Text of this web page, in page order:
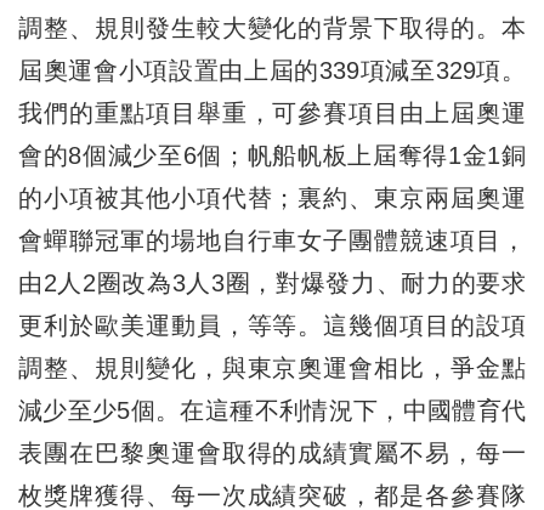
調整、規則發生較大變化的背景下取得的。本
屆奧運會小項設置由上屆的339項減至329項。
我們的重點項目舉重，可參賽項目由上屆奧運
會的8個減少至6個；帆船帆板上屆奪得1金1銅
的小項被其他小項代替；裏約、東京兩屆奧運
會蟬聯冠軍的場地自行車女子團體競速項目，
由2人2圈改為3人3圈，對爆發力、耐力的要求
更利於歐美運動員，等等。這幾個項目的設項
調整、規則變化，與東京奧運會相比，爭金點
減少至少5個。在這種不利情況下，中國體育代
表團在巴黎奧運會取得的成績實屬不易，每一
枚獎牌獲得、每一次成績突破，都是各參賽隊